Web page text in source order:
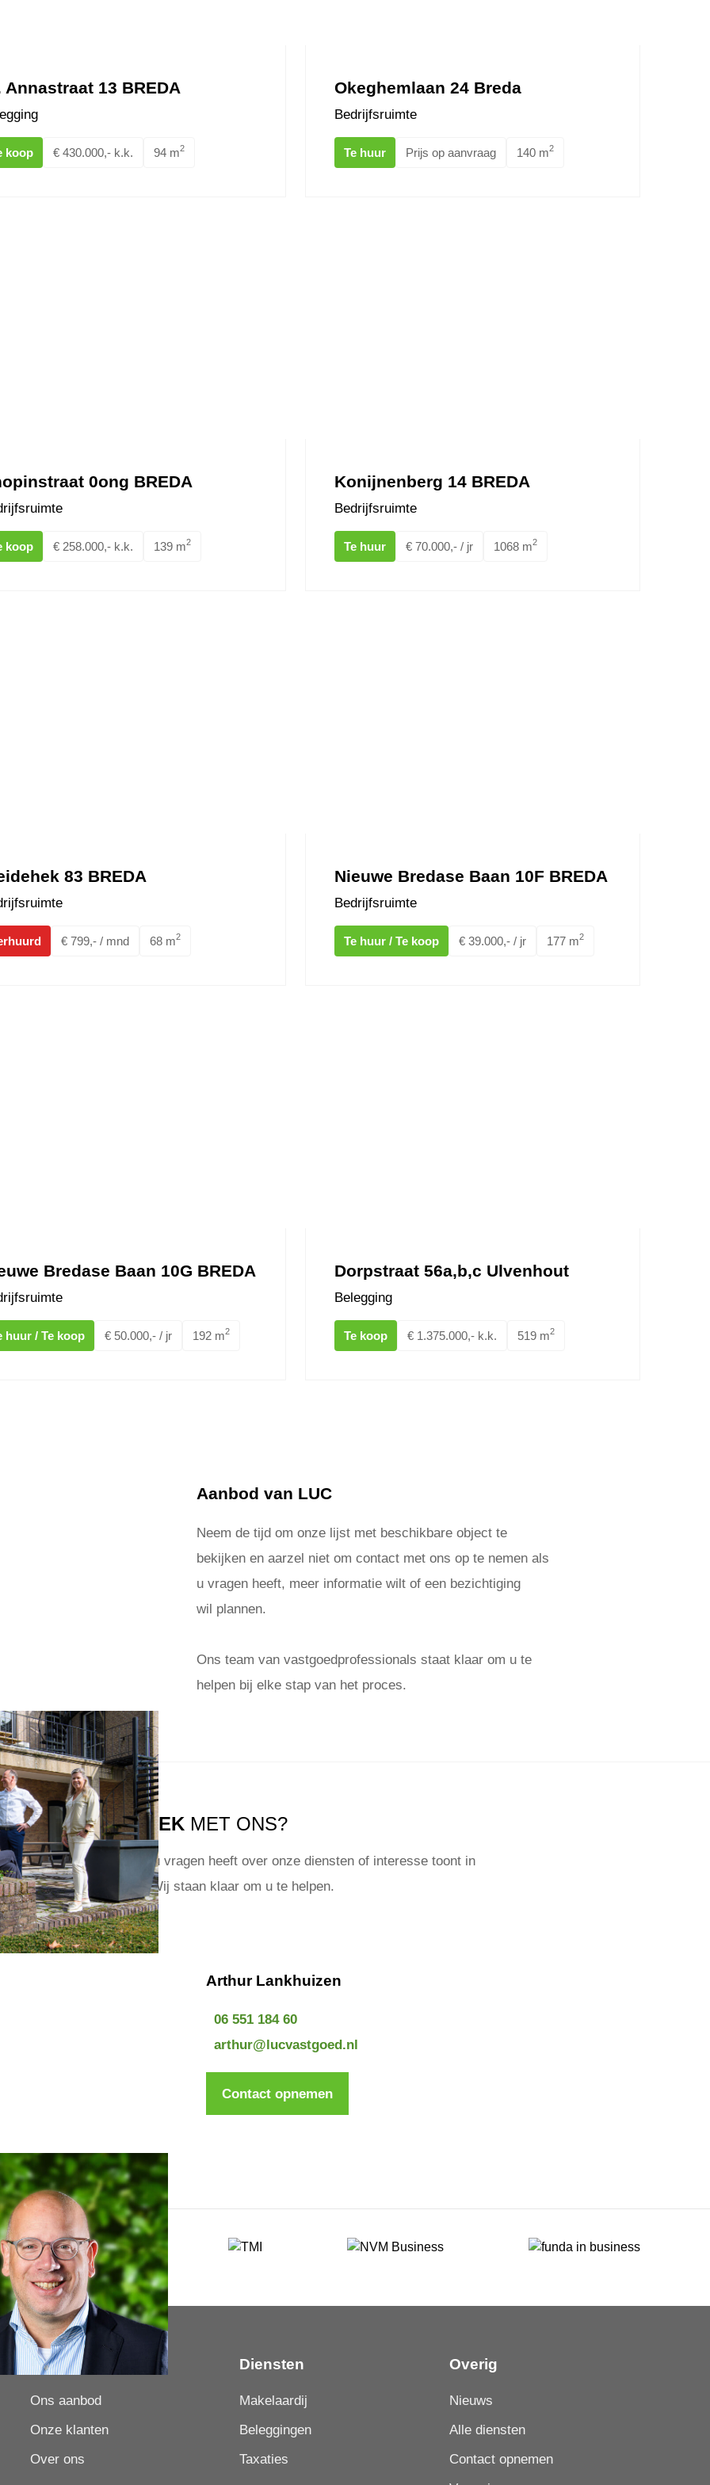
Annastraat 13 BREDA
koop € 430.000,- k.k. 94 m2
Okeghemlaan 24 Breda
Bedrijfsruimte
Te huur Prijs op aanvraag 140 m2
0ong BREDA
koop € 258.000,- k.k. 139 m2
Konijnenberg 14 BREDA
Bedrijfsruimte
Te huur € 70.000,- / jr 1068 m2
83 BREDA
€ 799,- / mnd 68 m2
Nieuwe Bredase Baan 10F BREDA
Bedrijfsruimte
Te huur / Te koop € 39.000,- / jr 177 m2
Bredase Baan 10G BREDA
huur / Te koop € 50.000,- / jr 192 m2
Dorpstraat 56a,b,c Ulvenhout
Belegging
Te koop € 1.375.000,- k.k. 519 m2
Aanbod van LUC
Neem de tijd om onze lijst met beschikbare object te
bekijken en aarzel niet om contact met ons op te nemen als
u vragen heeft, meer informatie wilt of een bezichtiging
wil plannen.
Ons team van vastgoedprofessionals staat klaar om u te
helpen bij elke stap van het proces.
IN GESPREK MET ONS?
van u te horen! Of u nu vragen heeft over onze diensten of interesse toont in
een specifiek object? Wij staan klaar om u te helpen.
Arthur Lankhuizen
06 551 184 60
arthur@lucvastgoed.nl
Contact opnemen
Over LUC
Ons aanbod
Onze klanten
Over ons
Diensten
Makelaardij
Beleggingen
Taxaties
Overig
Nieuws
Alle diensten
Contact opnemen